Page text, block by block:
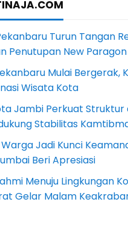
Turun Tangan
Penutupan New Paragon
Mulai Bergerak,
Wisata Kota
Jambi Perkuat Struktur
Stabilitas
Jadi Kunci
Beri Apresiasi
Menuju Lingkungan
Gelar Malam